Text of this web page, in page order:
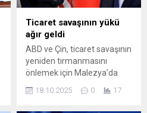
Ticaret savaşının yükü
ağır geldi
ABD ve Çin, ticaret savaşının
yeniden tırmanmasını
önlemek için Malezya’da
Bakanı Scott Bessent ile
18.10.2025 0 17